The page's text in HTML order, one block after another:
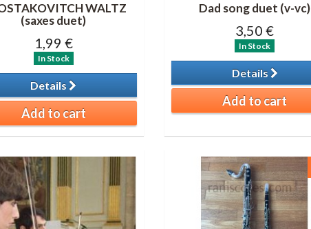
WALTZ
(saxes duet)
1,99 €
In Stock
Details
Add to cart
Dad song duet (v-vc)
3,50 €
In Stock
Details
Add to cart